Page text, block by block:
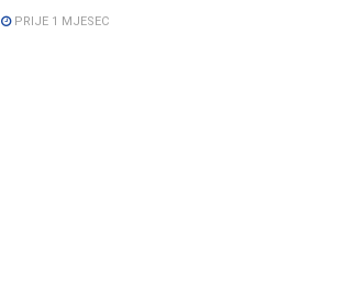
PRIJE 1 MJESEC